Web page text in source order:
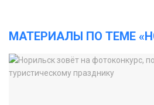
МАТЕРИАЛЫ ПО ТЕМЕ